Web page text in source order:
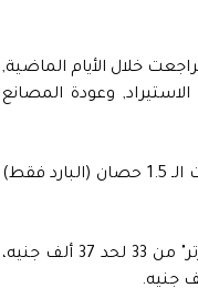
خلال الأيام الماضية,
وعودة المصانع
وكشف عن أخر أسعار الأجهزة الكهربائية بالسوق المصري، حيث سجلت أسعار التكييفات الـ 1.5 حصان (البارد فقط)
وسجلت الـ2.25 حصان (البارد فقط) أصبح يتداول سعره بين 27 إلى 33 ألف جنيه، و"الانفرتر" من 33 لحد 37 ألف جنيه،